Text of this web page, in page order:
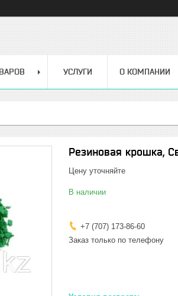
УСЛУГИ О КОМПАНИИ
Резиновая крошка,
Цену уточняйте
В наличии
+7 (707) 173-86-60
Заказ только по телефону